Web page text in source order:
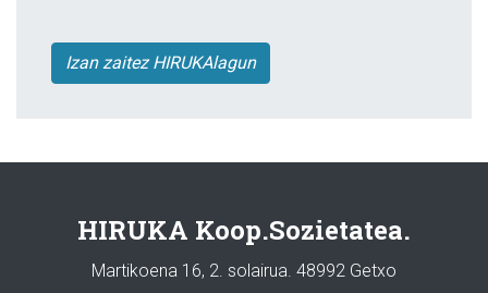
Izan zaitez HIRUKAlagun
HIRUKA Koop.Sozietatea.
Martikoena 16, 2. solairua. 48992 Getxo